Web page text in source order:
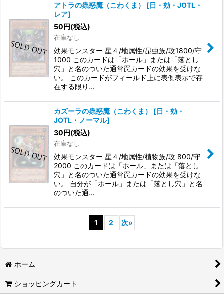
アトラの蟲惑魔（こわくま） [日・効・JOTL・
レア]
50円(税込)
在庫なし
効果モンスター 星４/地属性/昆虫族/攻1800/守
1000 このカードは「ホール」または「落とし
穴」と名のついた通常罠カードの効果を受けな
い。 このカードがフィールド上に表側表示で存
在する限り…
カズーラの蟲惑魔（こわくま） [日・効・
JOTL・ノーマル]
30円(税込)
在庫なし
効果モンスター 星４/地属性/植物族/攻 800/守
2000 このカードは「ホール」または「落とし
穴」と名のついた通常罠カードの効果を受けな
い。 自分が「ホール」または「落とし穴」と名
のついた通…
1 2 次»
ホーム
ショッピングカート